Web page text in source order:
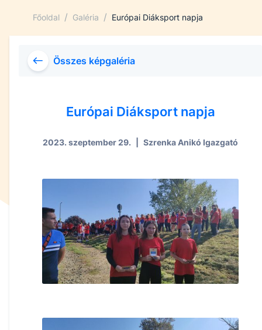
Főoldal / Galéria / Európai Diáksport napja
Összes képgaléria
Európai Diáksport napja
2023. szeptember 29. Szrenka Anikó Igazgató